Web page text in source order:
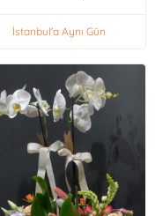
İstanbul'a Aynı Gün